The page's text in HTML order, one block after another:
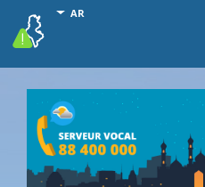
AR
actions
vigilance